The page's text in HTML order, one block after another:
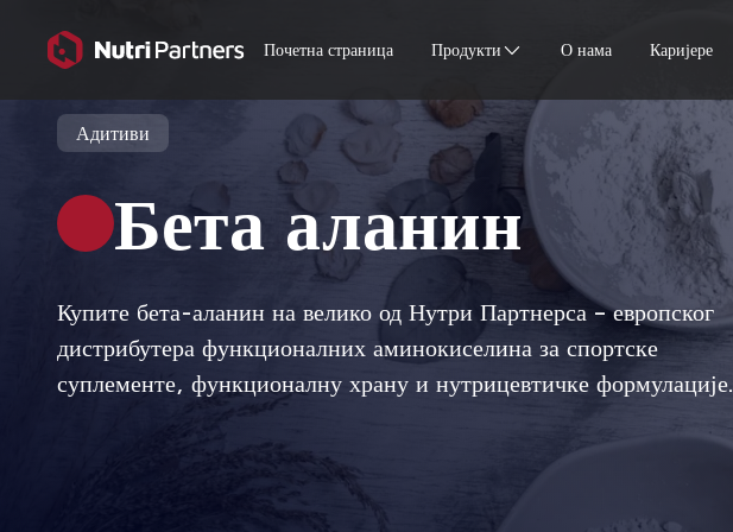
Почетна страница Продукти О нама Каријере
Адитиви
Бета аланин
Купите бета-аланин на велико од Нутри Партнерса – европског
дистрибутера функционалних аминокиселина за спортске
суплементе, функционалну храну и нутрицевтичке формулације.